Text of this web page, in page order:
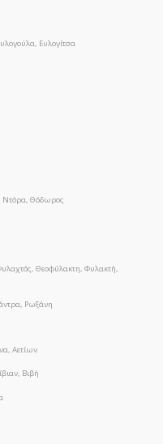
Ευλογίτσα
Θόδωρος
Θεοφύλακτη, Φυλακτή,
Ρωξάνη
Αετίων
Βιβή